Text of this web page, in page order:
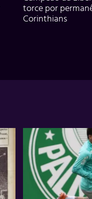
torce por
Corinthians